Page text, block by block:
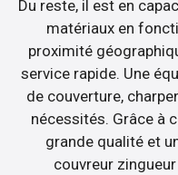
Du reste, il est en
matériaux en
proximité
service rapide. Une
de couverture,
nécessités. Grâce à
grande qualité et
couvreur